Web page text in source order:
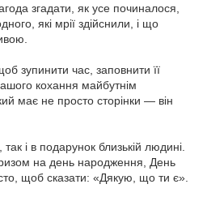
згадати, як усе починалося,
які мрії здійснили, і що
зупинити час, заповнити її
кохання майбутнім
має не просто сторінки — він
і в подарунок близькій людині.
на день народження, День
щоб сказати: «Дякую, що ти є».